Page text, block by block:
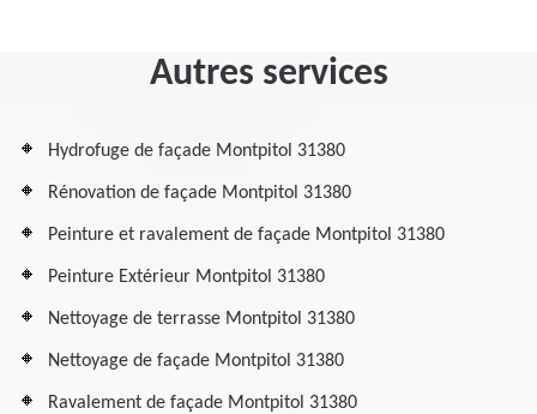
Autres services
Hydrofuge de façade Montpitol 31380
Rénovation de façade Montpitol 31380
Peinture et ravalement de façade Montpitol 31380
Peinture Extérieur Montpitol 31380
Nettoyage de terrasse Montpitol 31380
Nettoyage de façade Montpitol 31380
Ravalement de façade Montpitol 31380